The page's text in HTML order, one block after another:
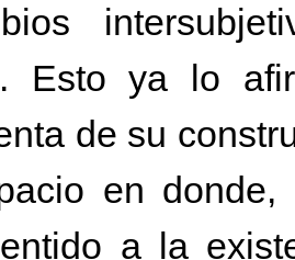
Esto ya lo
de su
en donde,
a la